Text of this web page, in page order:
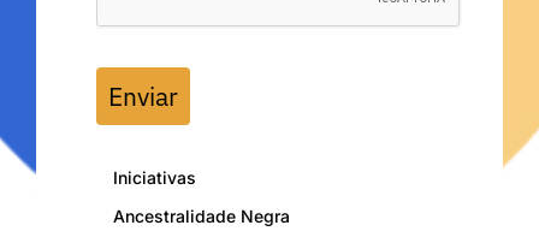
Enviar
Iniciativas
Ancestralidade Negra